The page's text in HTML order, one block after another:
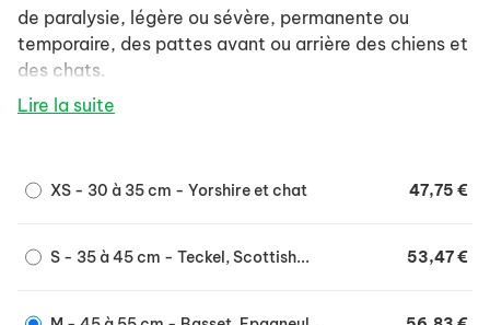
de paralysie, légère ou sévère, permanente ou
temporaire, des pattes avant ou arrière des chiens et
des chats.
Soulage l'animal dans ses déplacements et
Lire la suite
XS - 30 à 35 cm - Yorshire et chat 47,75 €
S - 35 à 45 cm - Teckel, Scottish... 53,47 €